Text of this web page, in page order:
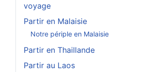
voyage
Partir en Malaisie
Notre périple en Malaisie
Partir en Thaillande
Partir au Laos